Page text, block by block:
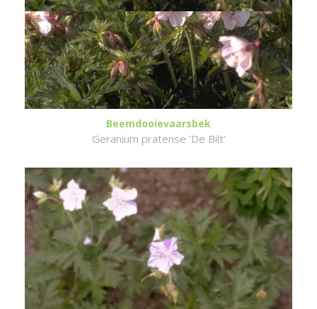
Beemdooievaarsbek
Geranium pratense 'De Bilt'